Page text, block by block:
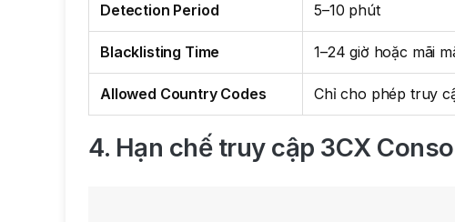
Detection Period 5–10 phút
Blacklisting Time 1–24 giờ hoặc mãi
Allowed Country Codes Chỉ cho phép truy
4. Hạn chế truy cập 3CX